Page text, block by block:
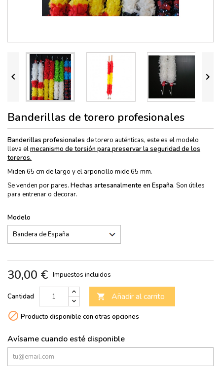
 
Banderillas de torero profesionales
Banderillas profesionales de torero auténticas, este es el modelo
lleva elmecanismo de torsión para preservar la seguridad de los
toreros.
Miden 65 cm de largo y el arponcillo mide 65 mm.
Se venden por pares. Hechas artesanalmente en España. Son útiles
para entrenar o decorar.
Modelo
30,00 € Impuestos incluidos
Cantidad  Añadir al carrito
 Producto disponible con otras opciones
Avísame cuando esté disponible